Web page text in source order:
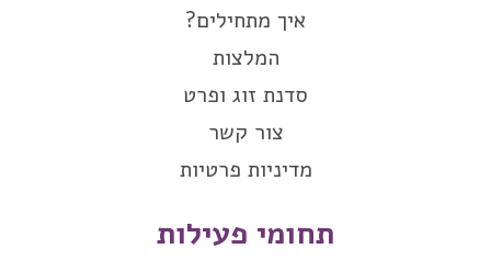
איך מתחילים?
המלצות
סדנת זוג ופרט
צור קשר
מדיניות פרטיות
תחומי פעילות